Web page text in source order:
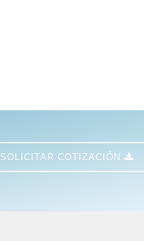
SOLICITAR COTIZACIÓN